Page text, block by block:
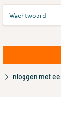
Wachtwoord
Inloggen met